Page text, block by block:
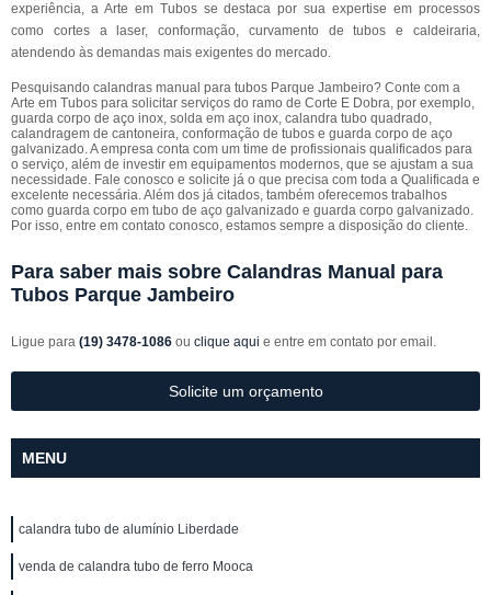
experiência, a Arte em Tubos se destaca por sua expertise em processos
como cortes a laser, conformação, curvamento de tubos e caldeiraria,
atendendo às demandas mais exigentes do mercado.
Pesquisando calandras manual para tubos Parque Jambeiro? Conte com a
Arte em Tubos para solicitar serviços do ramo de Corte E Dobra, por exemplo,
guarda corpo de aço inox, solda em aço inox, calandra tubo quadrado,
calandragem de cantoneira, conformação de tubos e guarda corpo de aço
galvanizado. A empresa conta com um time de profissionais qualificados para
o serviço, além de investir em equipamentos modernos, que se ajustam a sua
necessidade. Fale conosco e solicite já o que precisa com toda a Qualificada e
excelente necessária. Além dos já citados, também oferecemos trabalhos
como guarda corpo em tubo de aço galvanizado e guarda corpo galvanizado.
Por isso, entre em contato conosco, estamos sempre a disposição do cliente.
Para saber mais sobre Calandras Manual para
Tubos Parque Jambeiro
Ligue para (19) 3478-1086 ou clique aqui e entre em contato por email.
Solicite um orçamento
MENU
calandra tubo de alumínio Liberdade
venda de calandra tubo de ferro Mooca